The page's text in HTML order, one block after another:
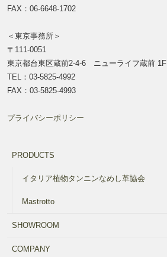
FAX：06-6648-1702
＜東京事務所＞
〒111-0051
東京都台東区蔵前2-4-6 ニューライフ蔵前 1F
TEL：03-5825-4992
FAX：03-5825-4993
プライバシーポリシー
PRODUCTS
イタリア植物タンニンなめし革協会
Mastrotto
SHOWROOM
COMPANY